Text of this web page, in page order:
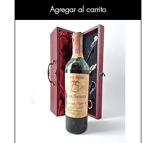
Agregar al carrito